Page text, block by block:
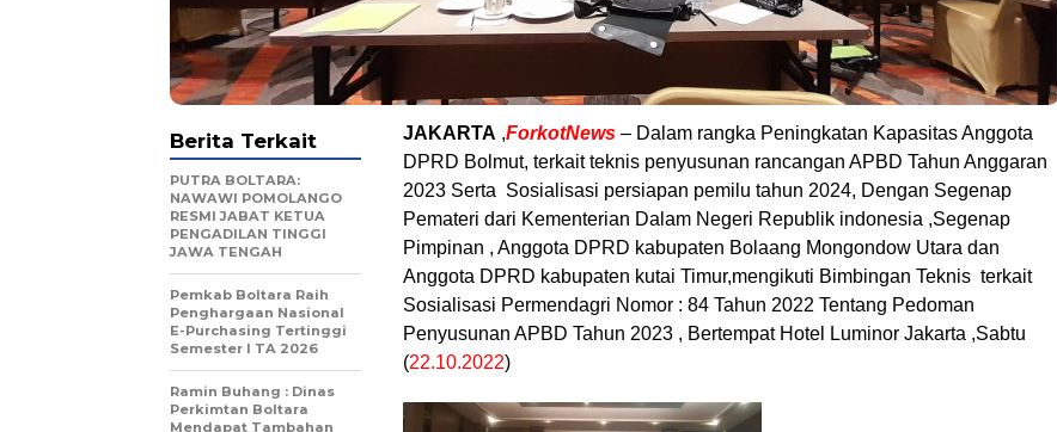
JAKARTA ,ForkotNews – Dalam rangka Peningkatan Kapasitas Anggota
DPRD Bolmut, terkait teknis penyusunan rancangan APBD Tahun Anggaran
2023 Serta Sosialisasi persiapan pemilu tahun 2024, Dengan Segenap
Pemateri dari Kementerian Dalam Negeri Republik indonesia ,Segenap
Pimpinan , Anggota DPRD kabupaten Bolaang Mongondow Utara dan
Anggota DPRD kabupaten kutai Timur,mengikuti Bimbingan Teknis terkait
Sosialisasi Permendagri Nomor : 84 Tahun 2022 Tentang Pedoman
Penyusunan APBD Tahun 2023 , Bertempat Hotel Luminor Jakarta ,Sabtu
(22.10.2022)
Berita Terkait
PUTRA BOLTARA:
NAWAWI POMOLANGO
RESMI JABAT KETUA
PENGADILAN TINGGI
JAWA TENGAH
Pemkab Boltara Raih
Penghargaan Nasional
E-Purchasing Tertinggi
Semester I TA 2026
Ramin Buhang : Dinas
Perkimtan Boltara
Mendapat Tambahan